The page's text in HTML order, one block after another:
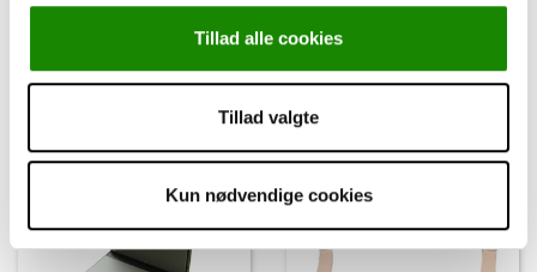
Tillad alle cookies
Tillad valgte
Kun nødvendige cookies
Log ind for pris